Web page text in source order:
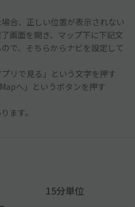
合、正しい位置が表示されない
画面を開き、マップ下に下記文
で、そちらからナビを設定して
リで見る」という文字を押す
へ」というボタンを押す
ます。
15分単位